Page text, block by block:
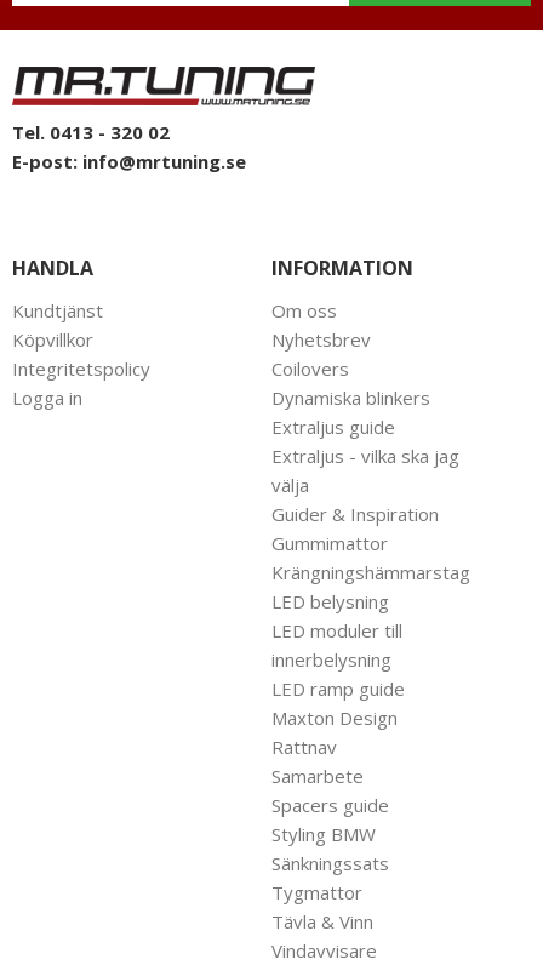
Tel. 0413 - 320 02
E-post: info@mrtuning.se
HANDLA
Kundtjänst
Köpvillkor
Integritetspolicy
Logga in
INFORMATION
Om oss
Nyhetsbrev
Coilovers
Dynamiska blinkers
Extraljus guide
Extraljus - vilka ska jag
välja
Guider & Inspiration
Gummimattor
Krängningshämmarstag
LED belysning
LED moduler till
innerbelysning
LED ramp guide
Maxton Design
Rattnav
Samarbete
Spacers guide
Styling BMW
Sänkningssats
Tygmattor
Tävla & Vinn
Vindavvisare